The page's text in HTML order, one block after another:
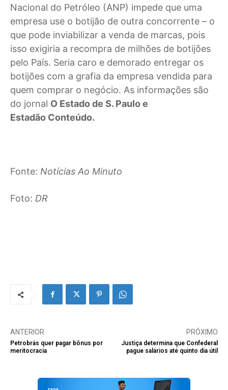
Nacional do Petróleo (ANP) impede que uma
empresa use o botijão de outra concorrente – o
que pode inviabilizar a venda de marcas, pois
isso exigiria a recompra de milhões de botijões
pelo País. Seria caro e demorado entregar os
botijões com a grafia da empresa vendida para
quem comprar o negócio. As informações são
do jornal O Estado de S. Paulo e
Estadão Conteúdo.
Fonte: Notícias Ao Minuto
Foto: DR
ANTERIOR
Petrobrás quer pagar bônus por
meritocracia
PRÓXIMO
Justiça determina que Confederal
pague salários até quinto dia útil